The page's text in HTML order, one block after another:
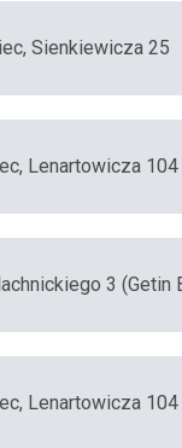
Sienkiewicza 25
Lenartowicza 104
3 (Getin
Lenartowicza 104